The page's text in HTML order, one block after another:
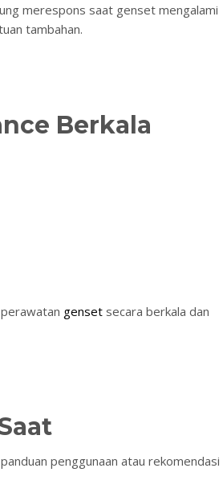
merespons saat genset mengalami
tambahan.
Berkala
genset secara berkala dan
penggunaan atau rekomendasi